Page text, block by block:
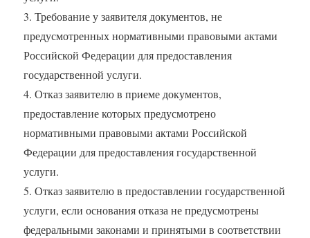
3. Требование у заявителя документов, не
предусмотренных нормативными правовыми актами
Российской Федерации для предоставления
государственной услуги.
4. Отказ заявителю в приеме документов,
предоставление которых предусмотрено
нормативными правовыми актами Российской
Федерации для предоставления государственной
услуги.
5. Отказ заявителю в предоставлении государственной
услуги, если основания отказа не предусмотрены
федеральными законами и принятыми в соответствии